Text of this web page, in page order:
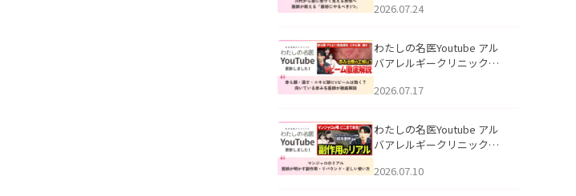
える男性へ｜医師が教える
公開いたしました。
2026.07.24
わたしの名医Youtube アル
バアレルギークリニック札
跡にVビームは効く？向いて
説」を公開いたしました。
2026.07.17
わたしの名医Youtube アル
バアレルギークリニック札
医師が明かす副作用・リバ
2026.07.10